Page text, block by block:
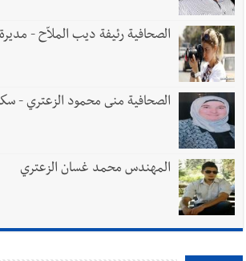
الصحافية رئيفة ديب الملاّح - مديرة
الصحافية منى محمود الزعتري -
المهندس محمد غسان الزعتري